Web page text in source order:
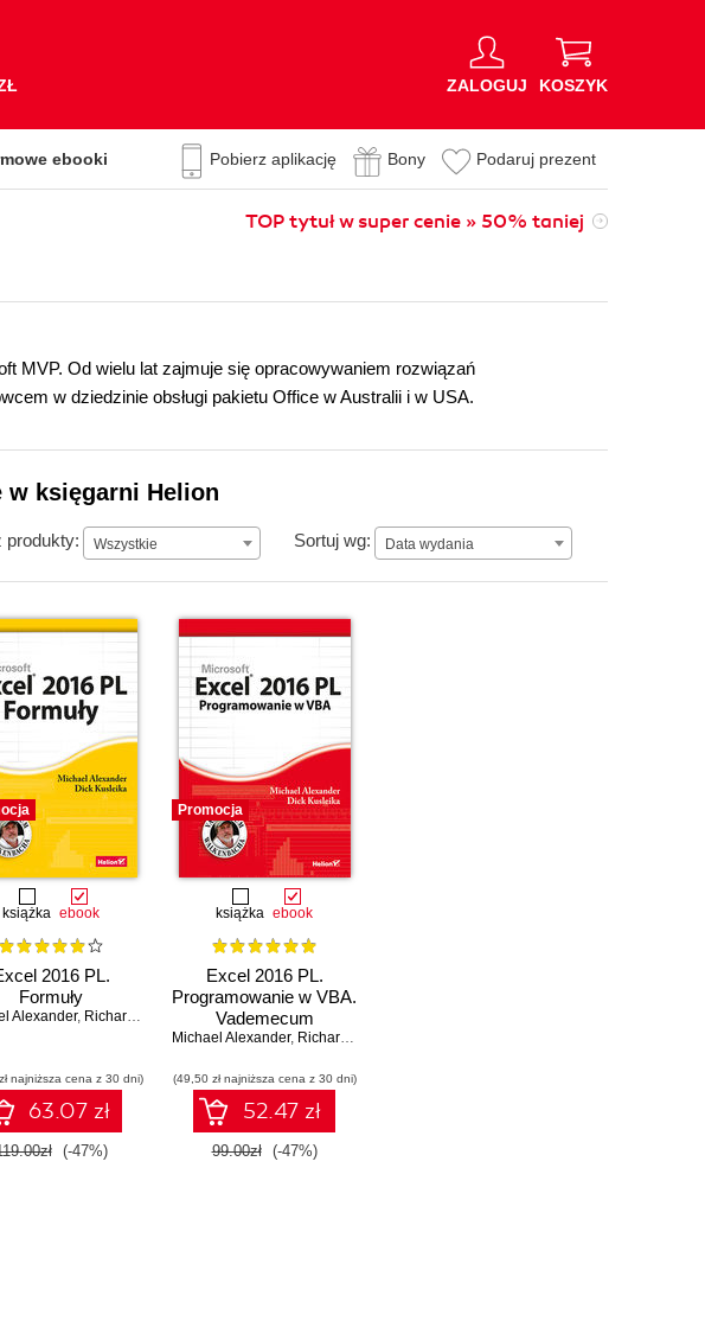
ZALOGUJ KOSZYK
ebooki Pobierz aplikację Bony Podaruj prezent
TOP tytuł w super cenie » 50% taniej
MVP. Od wielu lat zajmuje się opracowywaniem rozwiązań
w dziedzinie obsługi pakietu Office w Australii i w USA.
w księgarni Helion
produkty: Wszystkie Sortuj wg: Data wydania
Data wydania
książka ebook
2016 PL.
Formuły
Alexander, Richard Kusleika
najniższa cena z 30 dni)
63.07 zł
(-47%)
Promocja
książka ebook
Excel 2016 PL.
Programowanie w VBA.
Vademecum
Walkenbacha
Michael Alexander, Richard Kusleika
(49,50 zł najniższa cena z 30 dni)
52.47 zł
99.00zł (-47%)